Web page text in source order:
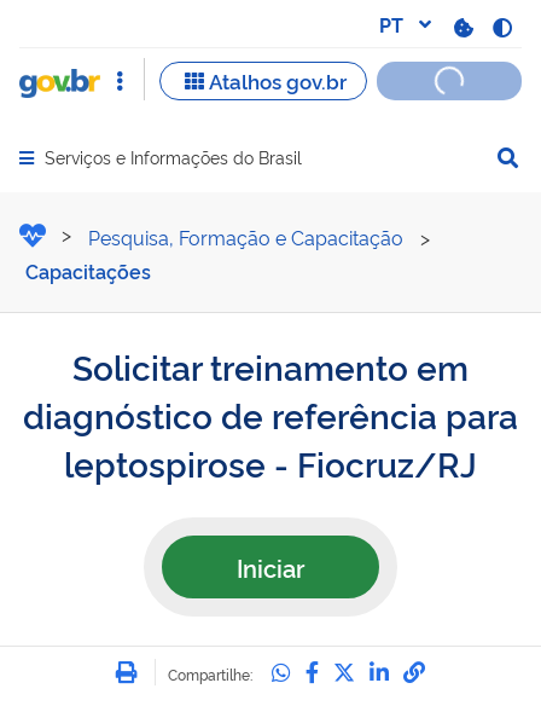
Abrir menu principal de navegação
Serviços e Informações do Brasil
Solicitar treinamento em
Pesquisa, Formação e Capacitação
>
Capacitações
Solicitar treinamento em
diagnóstico de referência para
leptospirose - Fiocruz/RJ
Iniciar
Imprimir
Compartilhe: Compartilhe no
Compartilhe no
Compartilhe no
Compartilhe